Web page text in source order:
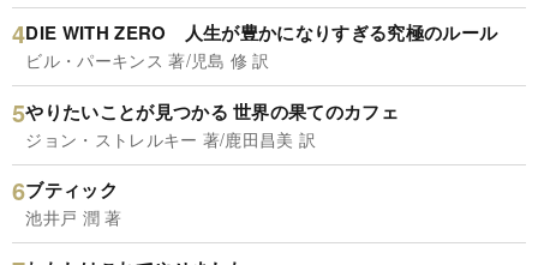
DIE WITH ZERO 人生が豊かになりすぎる究極のルール
ビル・パーキンス 著/児島 修 訳
やりたいことが見つかる 世界の果てのカフェ
ジョン・ストレルキー 著/鹿田昌美 訳
ブティック
池井戸 潤 著